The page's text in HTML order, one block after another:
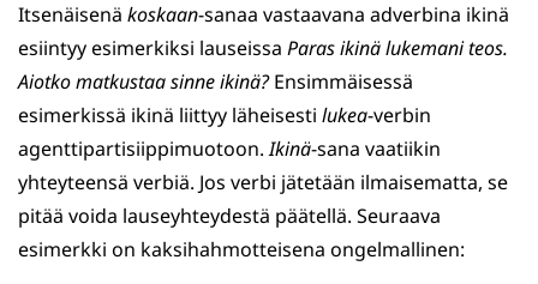
Itsenäisenä koskaan-sanaa vastaavana adverbina ikinä
esiintyy esimerkiksi lauseissa Paras ikinä lukemani teos.
Aiotko matkustaa sinne ikinä?Ensimmäisessä
esimerkissä ikinä liittyy läheisesti lukea-verbin
agenttipartisiippimuotoon.Ikinä-sana vaatiikin
yhteyteensä verbiä. Jos verbi jätetään ilmaisematta, se
pitää voida lauseyhteydestä päätellä. Seuraava
esimerkki on kaksihahmotteisena ongelmallinen: